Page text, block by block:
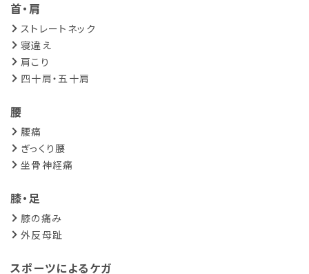
首・肩
ストレートネック
寝違え
肩こり
四十肩・五十肩
腰
腰痛
ぎっくり腰
坐骨神経痛
膝・足
膝の痛み
外反母趾
スポーツによるケガ